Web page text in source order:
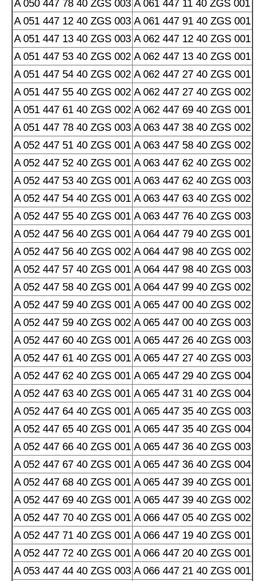
A 050 447 78 40 ZGS 003 A 061 447 11 40 ZGS 001
A 051 447 12 40 ZGS 003 A 061 447 91 40 ZGS 001
A 051 447 13 40 ZGS 003 A 062 447 12 40 ZGS 001
A 051 447 53 40 ZGS 002 A 062 447 13 40 ZGS 001
A 051 447 54 40 ZGS 002 A 062 447 27 40 ZGS 001
A 051 447 55 40 ZGS 002 A 062 447 27 40 ZGS 002
A 051 447 61 40 ZGS 002 A 062 447 69 40 ZGS 001
A 051 447 78 40 ZGS 003 A 063 447 38 40 ZGS 002
A 052 447 51 40 ZGS 001 A 063 447 58 40 ZGS 002
A 052 447 52 40 ZGS 001 A 063 447 62 40 ZGS 002
A 052 447 53 40 ZGS 001 A 063 447 62 40 ZGS 003
A 052 447 54 40 ZGS 001 A 063 447 63 40 ZGS 002
A 052 447 55 40 ZGS 001 A 063 447 76 40 ZGS 003
A 052 447 56 40 ZGS 001 A 064 447 79 40 ZGS 001
A 052 447 56 40 ZGS 002 A 064 447 98 40 ZGS 002
A 052 447 57 40 ZGS 001 A 064 447 98 40 ZGS 003
A 052 447 58 40 ZGS 001 A 064 447 99 40 ZGS 002
A 052 447 59 40 ZGS 001 A 065 447 00 40 ZGS 002
A 052 447 59 40 ZGS 002 A 065 447 00 40 ZGS 003
A 052 447 60 40 ZGS 001 A 065 447 26 40 ZGS 003
A 052 447 61 40 ZGS 001 A 065 447 27 40 ZGS 003
A 052 447 62 40 ZGS 001 A 065 447 29 40 ZGS 004
A 052 447 63 40 ZGS 001 A 065 447 31 40 ZGS 004
A 052 447 64 40 ZGS 001 A 065 447 35 40 ZGS 003
A 052 447 65 40 ZGS 001 A 065 447 35 40 ZGS 004
A 052 447 66 40 ZGS 001 A 065 447 36 40 ZGS 003
A 052 447 67 40 ZGS 001 A 065 447 36 40 ZGS 004
A 052 447 68 40 ZGS 001 A 065 447 39 40 ZGS 001
A 052 447 69 40 ZGS 001 A 065 447 39 40 ZGS 002
A 052 447 70 40 ZGS 001 A 066 447 05 40 ZGS 002
A 052 447 71 40 ZGS 001 A 066 447 19 40 ZGS 001
A 052 447 72 40 ZGS 001 A 066 447 20 40 ZGS 001
A 053 447 44 40 ZGS 003 A 066 447 21 40 ZGS 001